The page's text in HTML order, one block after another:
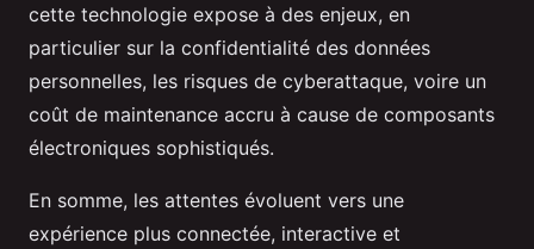
cette technologie expose à des enjeux, en
particulier sur la confidentialité des données
personnelles, les risques de cyberattaque, voire un
coût de maintenance accru à cause de composants
électroniques sophistiqués.
En somme, les attentes évoluent vers une
expérience plus connectée, interactive et